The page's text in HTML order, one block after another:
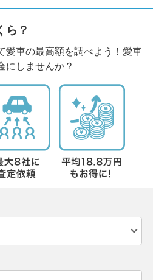
ら？
愛車の最高額を調べよう！愛車
にしませんか？